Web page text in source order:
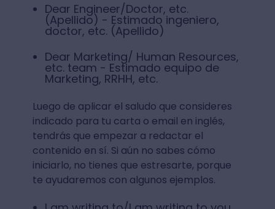
Dear Engineer/Doctor, etc.
(Apellido) - Estimado ingeniero,
doctor, etc. (Apellido)
Dear Marketing/ Human Resources,
etc. team - Estimado equipo de
Marketing, RRHH, etc.
Luego de aplicar el saludo que consideres
indicado para tu carta o email en inglés,
tendrás que empezar a redactar el
contenido en sí. Si aún no sabes cómo
iniciarlo, no tienes que estresarte, porque
te ayudaremos con algunos ejemplos.